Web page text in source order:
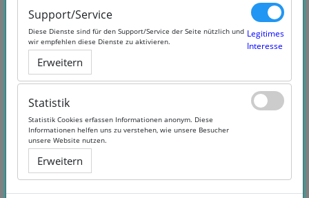
Support/Service
Diese Dienste sind für den Support/Service der Seite nützlich und
wir empfehlen diese Dienste zu aktivieren.
Legitimes
Interesse
Erweitern
Statistik
Statistik Cookies erfassen Informationen anonym. Diese
Informationen helfen uns zu verstehen, wie unsere Besucher
unsere Website nutzen.
Erweitern
Support/Service
Diese Dienste sind für den Support/Service der Seite nützlich und
wir empfehlen diese Dienste zu aktivieren.
Legitimes
Interesse
Erweitern
Statistik
Statistik Cookies erfassen Informationen anonym. Diese
Informationen helfen uns zu verstehen, wie unsere Besucher
unsere Website nutzen.
Erweitern